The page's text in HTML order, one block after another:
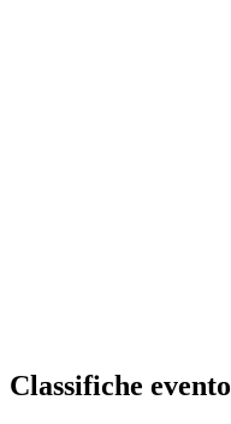
Classifiche evento